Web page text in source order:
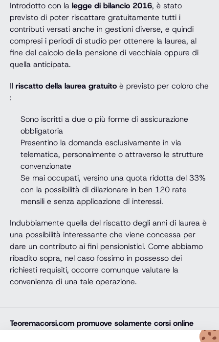
Introdotto con la legge di bilancio 2016, è stato
previsto di poter riscattare gratuitamente tutti i
contributi versati anche in gestioni diverse, e quindi
compresi i periodi di studio per ottenere la laurea, al
fine del calcolo della pensione di vecchiaia oppure di
quella anticipata.
Il riscatto della laurea gratuito è previsto per coloro che
:
Sono iscritti a due o più forme di assicurazione
obbligatoria
Presentino la domanda esclusivamente in via
telematica, personalmente o attraverso le strutture
convenzionate
Se mai occupati, versino una quota ridotta del 33%
con la possibilità di dilazionare in ben 120 rate
mensili e senza applicazione di interessi.
Indubbiamente quella del riscatto degli anni di laurea è
una possibilità interessante che viene concessa per
dare un contributo ai fini pensionistici. Come abbiamo
ribadito sopra, nel caso fossimo in possesso dei
richiesti requisiti, occorre comunque valutare la
convenienza di una tale operazione.
Teoremacorsi.com promuove solamente corsi online
professionali, corsi per il diploma online, lauree e master